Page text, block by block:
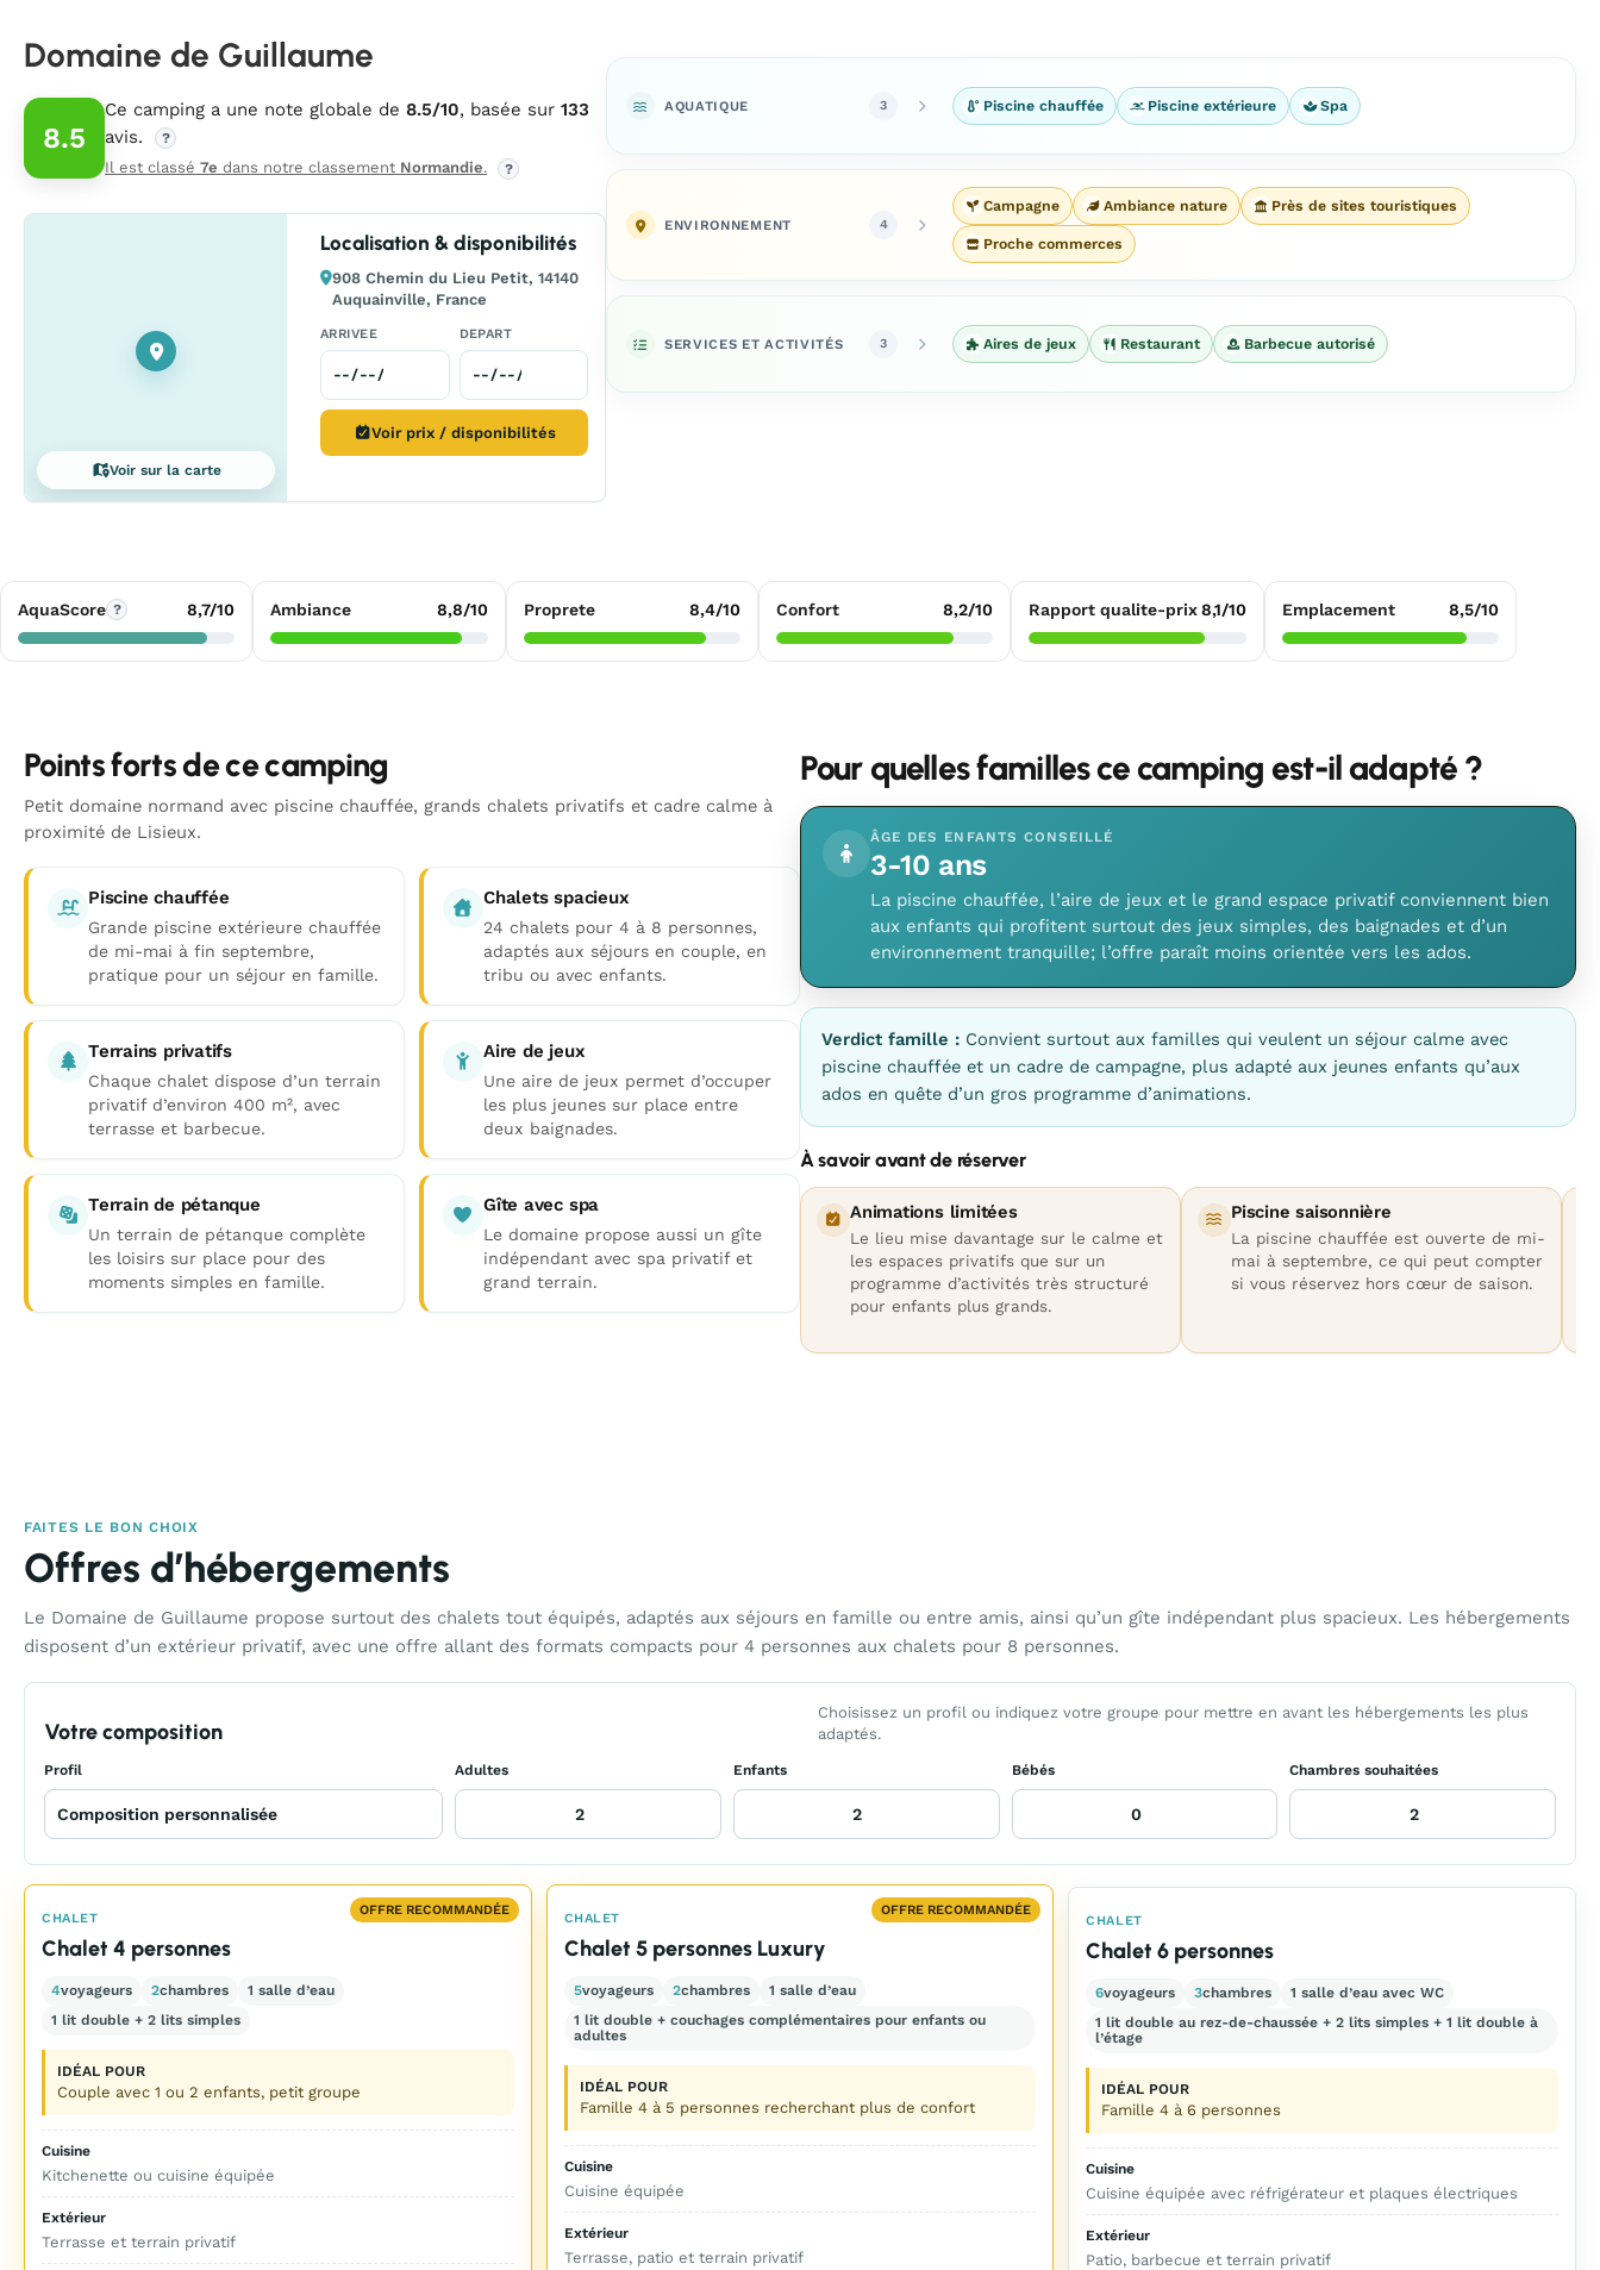
Domaine de Guillaume
8.5
Ce camping a une note globale de 8.5/10, basée sur 133
avis.
?
Il est classé 7e dans notre classement Normandie. ?
Voir sur la carte
Localisation & disponibilités
908 Chemin du Lieu Petit, 14140
Auquainville, France
ARRIVEE DEPART
Voir prix / disponibilités
AQUATIQUE 3 Piscine chauffée Piscine extérieure Spa
ENVIRONNEMENT 4
Campagne Ambiance nature Près de sites touristiques
Proche commerces
SERVICES ET ACTIVITÉS 3 Aires de jeux Restaurant Barbecue autorisé
AquaScore ? 8,7/10 Ambiance 8,8/10 Proprete 8,4/10 Confort 8,2/10 Rapport qualite-prix8,1/10 Emplacement 8,5/10
Points forts de ce camping
Petit domaine normand avec piscine chauffée, grands chalets privatifs et cadre calme à
proximité de Lisieux.
Piscine chauffée
Grande piscine extérieure chauffée
de mi-mai à fin septembre,
pratique pour un séjour en famille.
Chalets spacieux
24 chalets pour 4 à 8 personnes,
adaptés aux séjours en couple, en
tribu ou avec enfants.
Terrains privatifs
Chaque chalet dispose d’un terrain
privatif d’environ 400 m², avec
terrasse et barbecue.
Aire de jeux
Une aire de jeux permet d’occuper
les plus jeunes sur place entre
deux baignades.
Terrain de pétanque
Un terrain de pétanque complète
les loisirs sur place pour des
moments simples en famille.
Gîte avec spa
Le domaine propose aussi un gîte
indépendant avec spa privatif et
grand terrain.
Pour quelles familles ce camping est-il adapté ?
ÂGE DES ENFANTS CONSEILLÉ
3-10 ans
La piscine chauffée, l’aire de jeux et le grand espace privatif conviennent bien
aux enfants qui profitent surtout des jeux simples, des baignades et d’un
environnement tranquille; l’offre paraît moins orientée vers les ados.
Verdict famille : Convient surtout aux familles qui veulent un séjour calme avec
piscine chauffée et un cadre de campagne, plus adapté aux jeunes enfants qu’aux
ados en quête d’un gros programme d’animations.
À savoir avant de réserver
Animations limitées
Le lieu mise davantage sur le calme et
les espaces privatifs que sur un
programme d’activités très structuré
pour enfants plus grands.
Piscine saisonnière
La piscine chauffée est ouverte de mi-
mai à septembre, ce qui peut compter
si vous réservez hors cœur de saison.
FAITES LE BON CHOIX
Offres d’hébergements
Le Domaine de Guillaume propose surtout des chalets tout équipés, adaptés aux séjours en famille ou entre amis, ainsi qu’un gîte indépendant plus spacieux. Les hébergements
disposent d’un extérieur privatif, avec une offre allant des formats compacts pour 4 personnes aux chalets pour 8 personnes.
Votre composition
Choisissez un profil ou indiquez votre groupe pour mettre en avant les hébergements les plus
adaptés.
Profil Adultes Enfants Bébés Chambres souhaitées
OFFRE RECOMMANDÉE
CHALET
Chalet 4 personnes
4voyageurs 2chambres
1 salle d’eau
1 lit double + 2 lits simples
IDÉAL POUR
Couple avec 1 ou 2 enfants, petit groupe
Cuisine
Kitchenette ou cuisine équipée
Extérieur
Terrasse et terrain privatif
OFFRE RECOMMANDÉE
CHALET
Chalet 5 personnes Luxury
5voyageurs 2chambres
1 salle d’eau
1 lit double + couchages complémentaires pour enfants ou
adultes
IDÉAL POUR
Famille 4 à 5 personnes recherchant plus de confort
Cuisine
Cuisine équipée
Extérieur
Terrasse, patio et terrain privatif
CHALET
Chalet 6 personnes
6voyageurs 3chambres
1 salle d’eau avec WC
1 lit double au rez-de-chaussée + 2 lits simples + 1 lit double à
l’étage
IDÉAL POUR
Famille 4 à 6 personnes
Cuisine
Cuisine équipée avec réfrigérateur et plaques électriques
Extérieur
Patio, barbecue et terrain privatif